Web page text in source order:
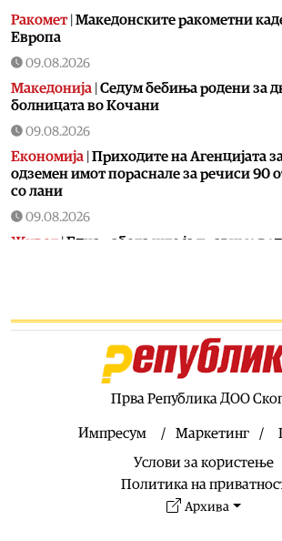
Ракомет| Македонските ракометни
Европа
09.08.2026
Македонија | Седум бебиња родени за
болницата во Кочани
09.08.2026
Економија | Приходите на Агенцијата
одземен имот пораснале за речиси 90
со лани
09.08.2026
Живот |Една работа што ја правиме
Живот|Денеска е Свети Пантелејмон:
патниците и заштитник од болести
Јапонка уапсена поради
09.08.2026
Голема повелба на
Архиепископот г.г. Стефан по повод
неговото замонашување
Прва Република ДОО
Импресум Маркетинг
Услови за користење
Политика на
Архива